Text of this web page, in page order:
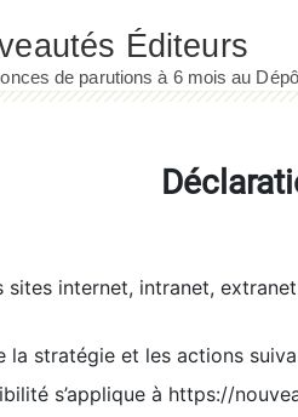
sites internet, intranet,
stratégie et les actions
s’applique à https://